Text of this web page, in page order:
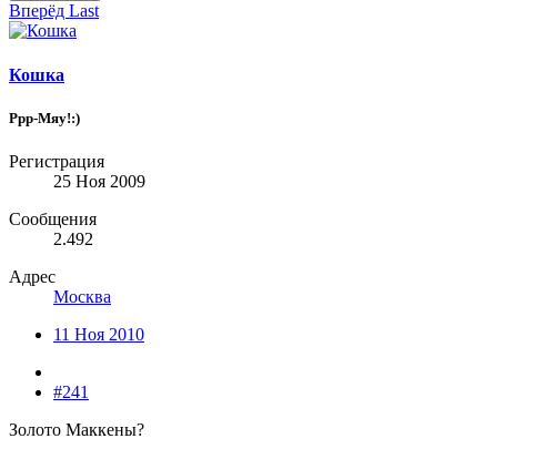
Вперёд Last
Кошка
Ррр-Мяу!:)
Регистрация
25 Ноя 2009
Сообщения
2.492
Адрес
Москва
11 Ноя 2010
#241
Золото Маккены?